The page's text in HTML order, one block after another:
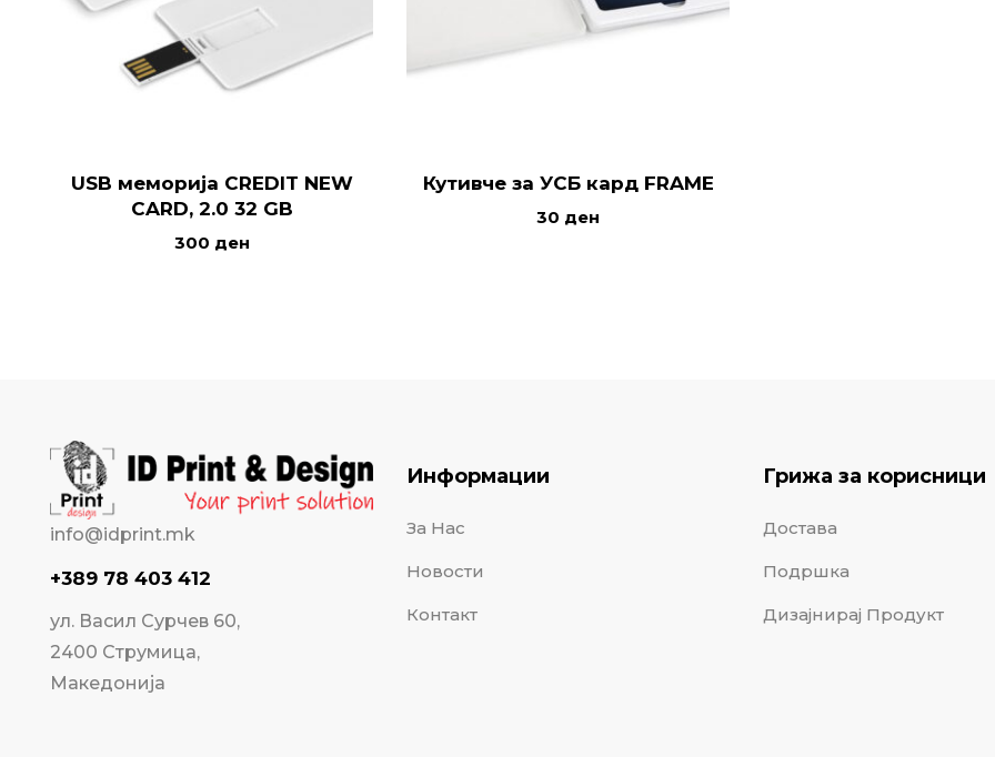
USB меморија CREDIT NEW
CARD, 2.0 32 GB
300 ден
Кутивче за УСБ кард FRAME
30 ден
info@idprint.mk
+389 78 403 412
ул. Васил Сурчев 60,
2400 Струмица,
Македонија
Информации
За Нас
Новости
Контакт
Грижа за корисници
Достава
Подршка
Дизајнирај Продукт